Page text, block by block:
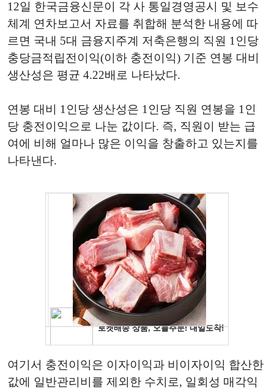
12일 한국금융신문이 각 사 통일경영공시 및 보수
체계 연차보고서 자료를 취합해 분석한 내용에 따
르면 국내 5대 금융지주계 저축은행의 직원 1인당
충당금적립전이익(이하 충전이익) 기준 연봉 대비
생산성은 평균 4.22배로 나타났다.
연봉 대비 1인당 생산성은 1인당 직원 연봉을 1인
당 충전이익으로 나눈 값이다. 즉, 직원이 받는 급
여에 비해 얼마나 많은 이익을 창출하고 있는지를
나타낸다.
여기서 충전이익은 이자이익과 비이자이익 합산한
값에 일반관리비를 제외한 수치로, 일회성 매각익